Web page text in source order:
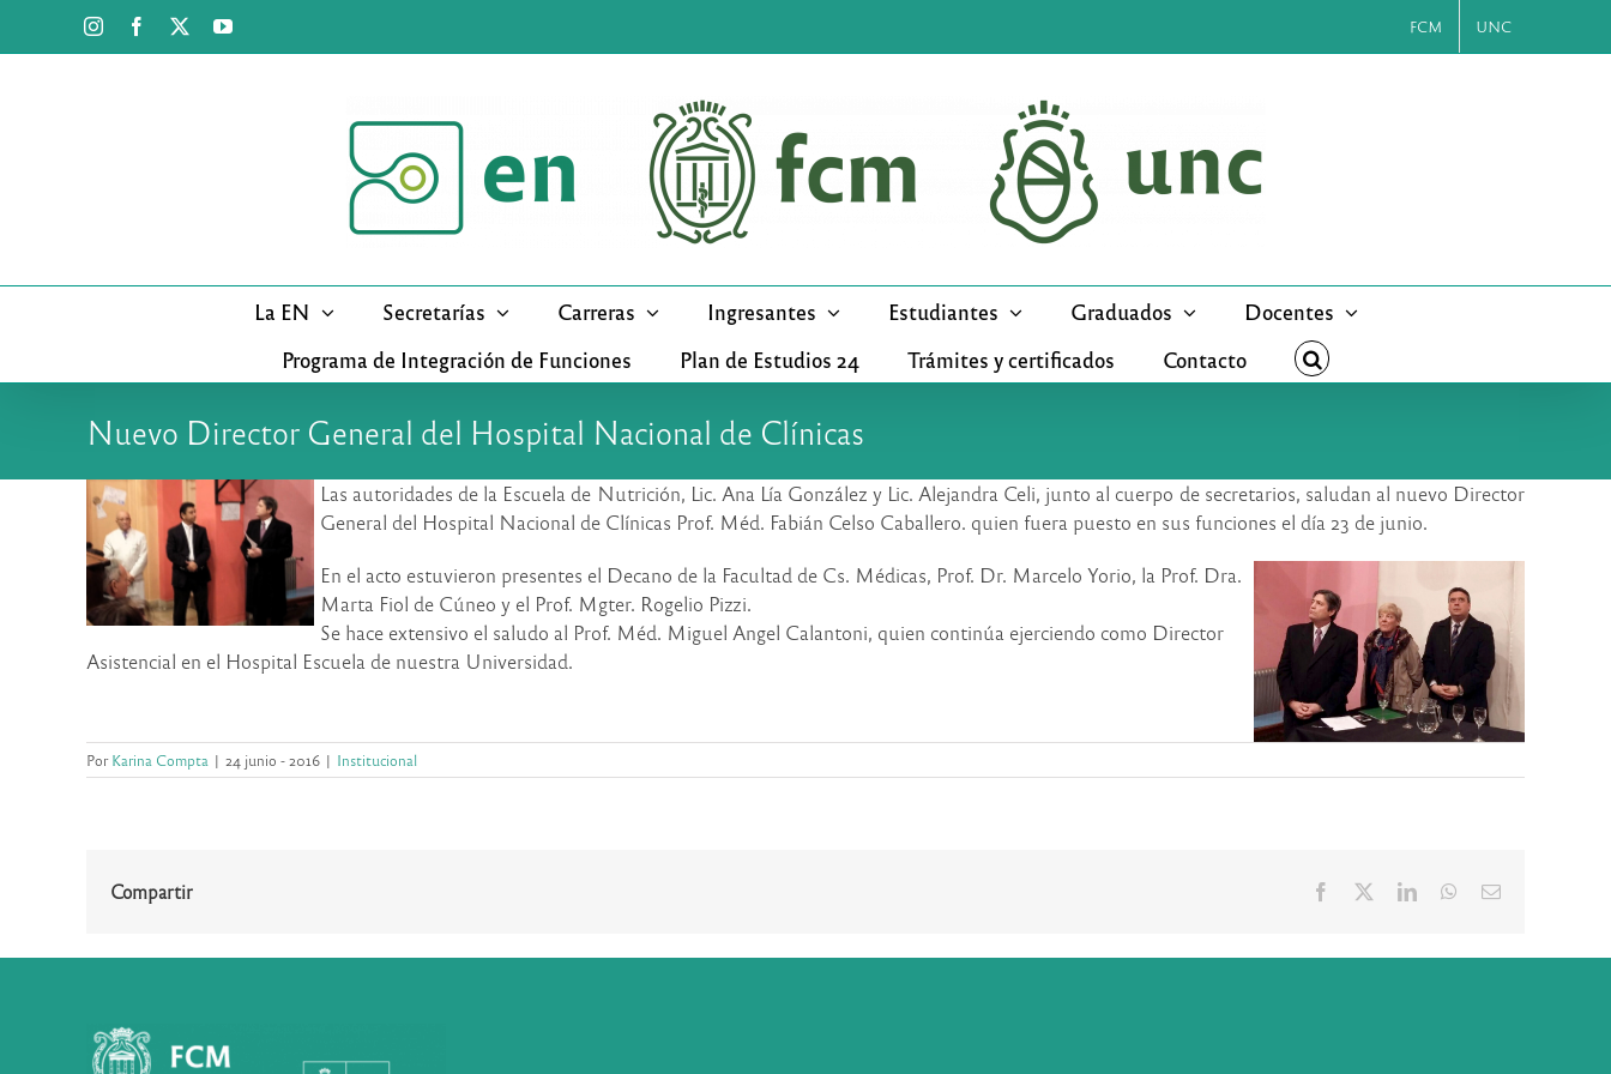
InstagramFacebook YouTube FCM UNC
La EN Secretarías Carreras Ingresantes Estudiantes Graduados
Docentes
Programa de Integración de Funciones
Plan de Estudios 24 Trámites y certificados Contacto
Nuevo Director General del Hospital Nacional de Clínicas
Las autoridades de la Escuela de Nutrición, Lic. Ana Lía González y Lic. Alejandra Celi, junto al cuerpo de secretarios, saludan al nuevo Director
General del Hospital Nacional de Clínicas Prof. Méd. Fabián Celso Caballero. quien fuera puesto en sus funciones el día 23 de junio.
En el acto estuvieron presentes el Decano de la Facultad de Cs. Médicas, Prof. Dr. Marcelo Yorio, la Prof. Dra.
Marta Fiol de Cúneo y el Prof. Mgter. Rogelio Pizzi.
Se hace extensivo el saludo al Prof. Méd. Miguel Angel Calantoni, quien continúa ejerciendo como Director
Asistencial en el Hospital Escuela de nuestra Universidad.
PorKarina Compta | 24 junio - 2016 | Institucional
Compartir Facebook LinkedInWhatsApp
Correo